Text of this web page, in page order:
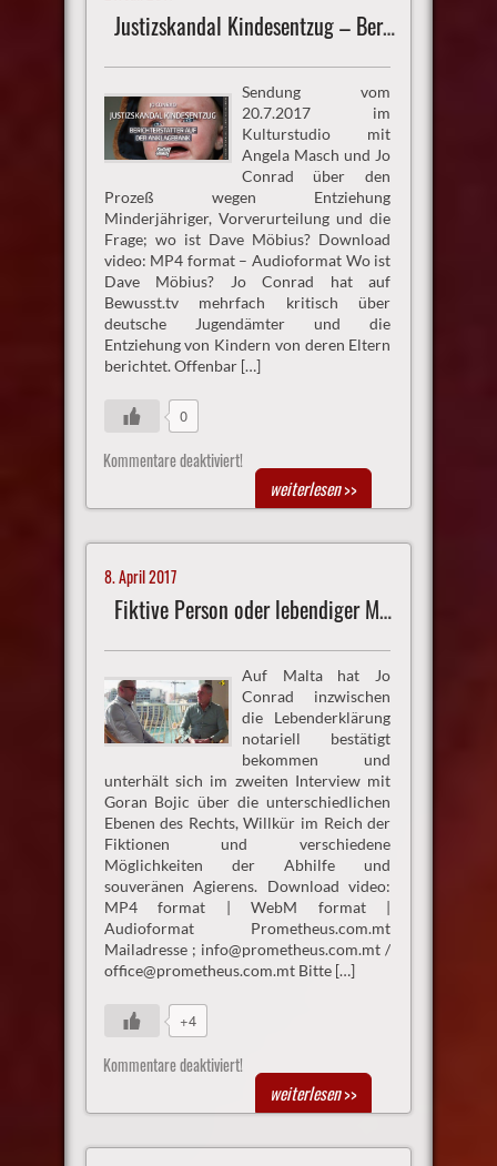
Justizskandal Kindesentzug – Berichterstatter auf der Anklagebank
Sendung vom
20.7.2017 im
Kulturstudio mit
Angela Masch und Jo
Conrad über den
Prozeß wegen Entziehung
Minderjähriger, Vorverurteilung und die
Frage; wo ist Dave Möbius? Download
video: MP4 format – Audioformat Wo ist
Dave Möbius? Jo Conrad hat auf
Bewusst.tv mehrfach kritisch über
deutsche Jugendämter und die
Entziehung von Kindern von deren Eltern
berichtet. Offenbar […]
0
Kommentare deaktiviert!
weiterlesen>>
8. April 2017
Fiktive Person oder lebendiger Mensch
Auf Malta hat Jo
Conrad inzwischen
die Lebenderklärung
notariell bestätigt
bekommen und
unterhält sich im zweiten Interview mit
Goran Bojic über die unterschiedlichen
Ebenen des Rechts, Willkür im Reich der
Fiktionen und verschiedene
Möglichkeiten der Abhilfe und
souveränen Agierens. Download video:
MP4 format | WebM format |
Audioformat Prometheus.com.mt
Mailadresse ; info@prometheus.com.mt /
office@prometheus.com.mt Bitte […]
+4
Kommentare deaktiviert!
weiterlesen>>